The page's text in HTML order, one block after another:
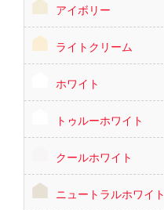
アイボリー
ライトクリーム
ホワイト
トゥルーホワイト
クールホワイト
ニュートラルホワイト